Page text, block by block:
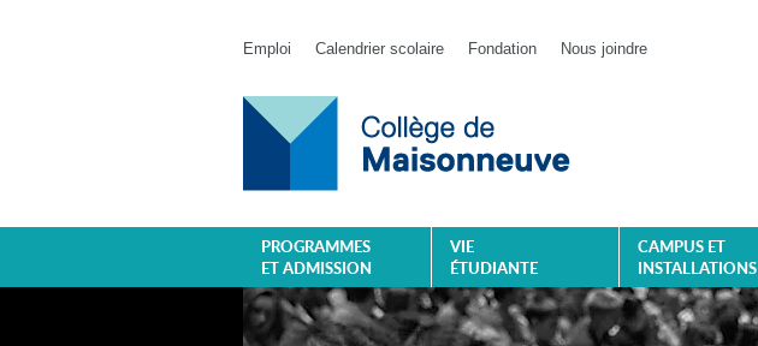
Emploi Calendrier scolaire Fondation Nous joindre
PROGRAMMES
ET ADMISSION
VIE
ÉTUDIANTE
CAMPUS ET
INSTALLATIONS